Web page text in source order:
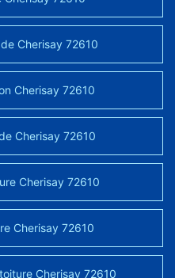
Cherisay 72610
Cherisay 72610
Cherisay 72610
Cherisay 72610
Cherisay 72610
Cherisay 72610